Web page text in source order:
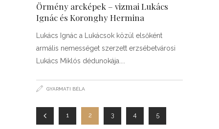
Örmény arcképek – vizmai Lukács
Ignác és Koronghy Hermina
Lukács Ignác a Lukácsok közül elsőként
armális nemességet szerzett erzsébetvárosi
Lukács Miklós dédunokája.
GYARMATI BÉLA
1 2 3 4 5